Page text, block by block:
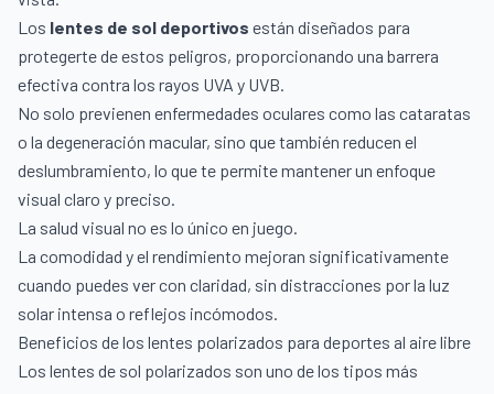
Los lentes de sol deportivos están diseñados para
protegerte de estos peligros, proporcionando una barrera
efectiva contra los rayos UVA y UVB.
No solo previenen enfermedades oculares como las cataratas
o la degeneración macular, sino que también reducen el
deslumbramiento, lo que te permite mantener un enfoque
visual claro y preciso.
La salud visual no es lo único en juego.
La comodidad y el rendimiento mejoran significativamente
cuando puedes ver con claridad, sin distracciones por la luz
solar intensa o reflejos incómodos.
Beneficios de los lentes polarizados para deportes al aire libre
Los lentes de sol polarizados son uno de los tipos más